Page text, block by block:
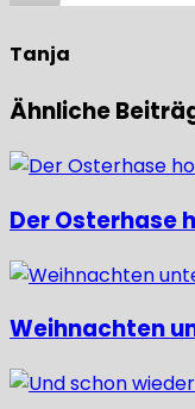
Tanja
Ähnliche
Der Osterhase
Weihnachten